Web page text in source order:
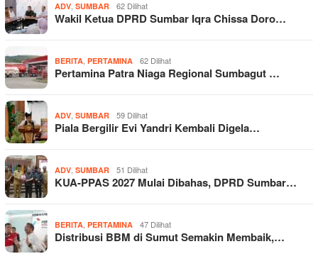
ADV SUMBAR 62 Dilihat
Wakil Ketua DPRD Sumbar Iqra Chissa Doro…
BERITA PERTAMINA 62 Dilihat
Pertamina Patra Niaga Regional Sumbagut …
ADV SUMBAR 59 Dilihat
Piala Bergilir Evi Yandri Kembali Digela…
ADV SUMBAR 51 Dilihat
KUA-PPAS 2027 Mulai Dibahas, DPRD Sumbar…
BERITA PERTAMINA 47 Dilihat
Distribusi BBM di Sumut Semakin Membaik,…